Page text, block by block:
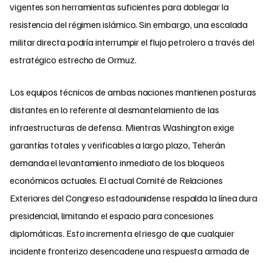
vigentes son herramientas suficientes para doblegar la
resistencia del régimen islámico. Sin embargo, una escalada
militar directa podría interrumpir el flujo petrolero a través del
estratégico estrecho de Ormuz.
Los equipos técnicos de ambas naciones mantienen posturas
distantes en lo referente al desmantelamiento de las
infraestructuras de defensa. Mientras Washington exige
garantías totales y verificables a largo plazo, Teherán
demanda el levantamiento inmediato de los bloqueos
económicos actuales. El actual Comité de Relaciones
Exteriores del Congreso estadounidense respalda la línea dura
presidencial, limitando el espacio para concesiones
diplomáticas. Esto incrementa el riesgo de que cualquier
incidente fronterizo desencadene una respuesta armada de